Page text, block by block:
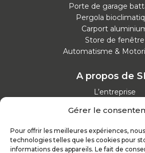
Gérer le
Pour offrir les meilleures expériences,
technologies telles que les cookies pour
informations des appareils. Le fait de
Porte de garage
Pergola
Carport
Store de fenêtre
Automatisme &
A propos de
L’entreprise
Parcours d'achat
Nos garanties
Nos offres
Actualités